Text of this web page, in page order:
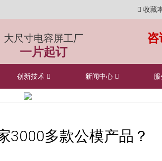
收藏
大尺寸电容屏工厂
一片起订
创新技术 新闻中心
3000多款公模产品？